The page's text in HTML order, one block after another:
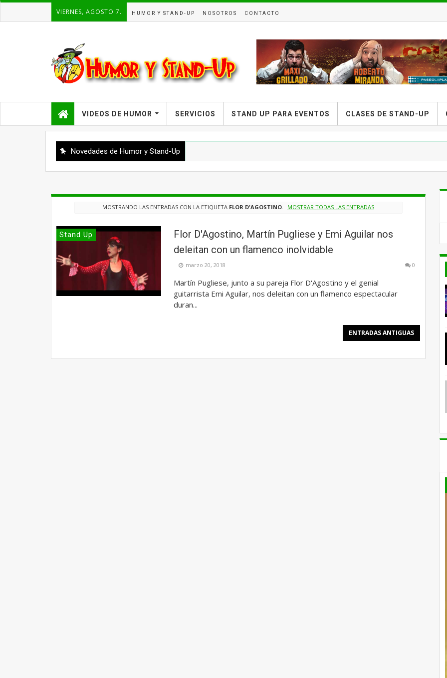
VIERNES, AGOSTO 7. HUMOR Y STAND-UP NOSOTROS CONTACTO
VIDEOS DE HUMOR SERVICIOS STAND UP PARA EVENTOS CLASES DE STAND-UP
Novedades de Humor y Stand-Up
MOSTRANDO LAS ENTRADAS CON LA ETIQUETA FLOR D'AGOSTINO. MOSTRAR TODAS LAS ENTRADAS
Stand Up
Flor D'Agostino, Martín Pugliese y Emi Aguilar nos
deleitan con un flamenco inolvidable
marzo 20, 2018 0
Martín Pugliese, junto a su pareja Flor D'Agostino y el genial
guitarrista Emi Aguilar, nos deleitan con un flamenco espectacular
duran...
ENTRADAS ANTIGUAS